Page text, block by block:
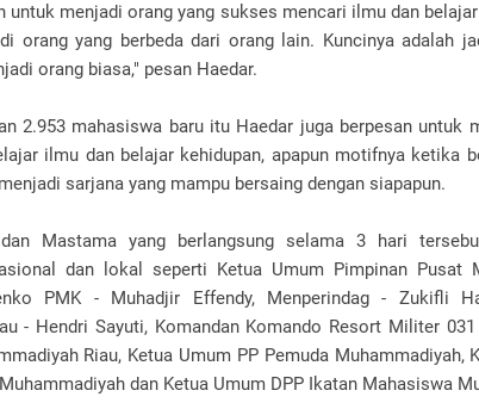
untuk menjadi orang yang sukses mencari ilmu dan
orang yang berbeda dari orang lain. Kuncinya adalah
orang biasa," pesan Haedar.
2.953 mahasiswa baru itu Haedar juga berpesan untuk
ilmu dan belajar kehidupan, apapun motifnya ketika
sarjana yang mampu bersaing dengan siapapun.
Mastama yang berlangsung selama 3 hari
dan lokal seperti Ketua Umum Pimpinan Pusat
PMK - Muhadjir Effendy, Menperindag - Zukifli
- Hendri Sayuti, Komandan Komando Resort Militer
Riau, Ketua Umum PP Pemuda Muhammadiyah,
dan Ketua Umum DPP Ikatan Mahasiswa